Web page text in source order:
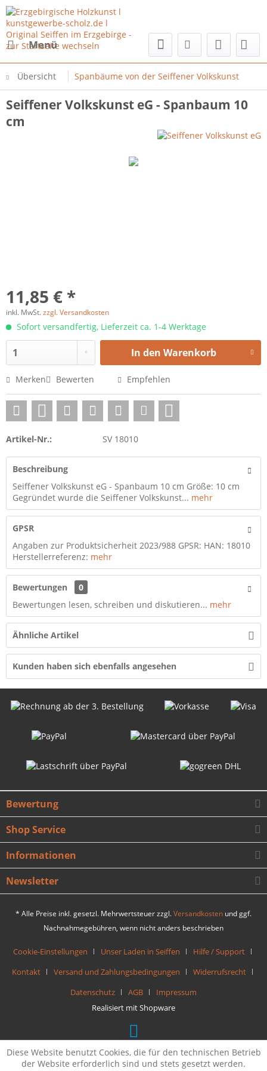
Menü
Übersicht Spanbäume von der Seiffener Volkskunst
Seiffener Volkskunst eG - Spanbaum 10
cm
11,85 € *
inkl. MwSt.zzgl. Versandkosten
Sofort versandfertig, Lieferzeit ca. 1-4 Werktage
In den Warenkorb
Merken Bewerten Empfehlen
Artikel-Nr.: SV 18010
Beschreibung
Seiffener Volkskunst eG - Spanbaum 10 cm Größe: 10 cm
Gegründet wurde die Seiffener Volkskunst... mehr
GPSR
Angaben zur Produktsicherheit 2023/988 GPSR: HAN: 18010
Herstellerreferenz: mehr
Bewertungen
0
Bewertungen lesen, schreiben und diskutieren... mehr
Ähnliche Artikel
Kunden haben sich ebenfalls angesehen
Bewertung
Shop Service
Informationen
Newsletter
* Alle Preise inkl. gesetzl. Mehrwertsteuer zzgl.Versandkosten und ggf.
Nachnahmegebühren, wenn nicht anders beschrieben
Cookie-Einstellungen Unser Laden in Seiffen
Hilfe / Support
Kontakt
Versand und Zahlungsbedingungen
Widerrufsrecht
Datenschutz
AGB
Impressum
Realisiert mit Shopware
Diese Website benutzt Cookies, die für den technischen Betrieb
der Website erforderlich sind und stets gesetzt werden.